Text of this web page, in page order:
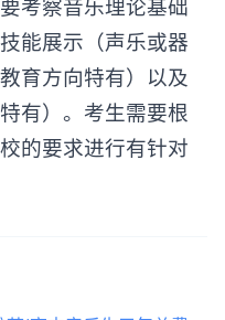
察音乐理论基础
能展示（声乐或器
育方向特有）以及
有）。考生需要根
的要求进行有针对